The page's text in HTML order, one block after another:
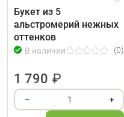
Букет из 5
альстромерий нежных
оттенков
В наличии (0)
1 790 ₽
– 1 +